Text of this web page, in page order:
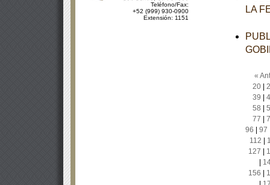
Teléfono/Fax:
+52 (999) 930-0900
Extensión: 1151
LA
«
20|
39
58
77
96
97
112
127
156